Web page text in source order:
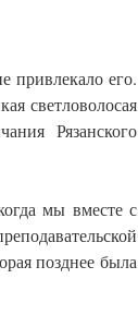
привлекало его.
светловолосая
Рязанского
мы вместе с
позднее была